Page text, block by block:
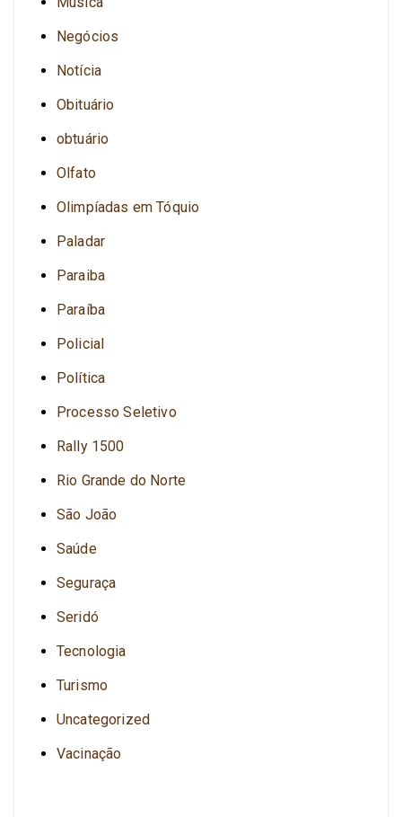
Negócios
Notícia
Obituário
obtuário
Olfato
Olimpíadas em Tóquio
Paladar
Paraiba
Paraíba
Policial
Política
Processo Seletivo
Rally 1500
Rio Grande do Norte
São João
Saúde
Seguraça
Seridó
Tecnologia
Turismo
Uncategorized
Vacinação